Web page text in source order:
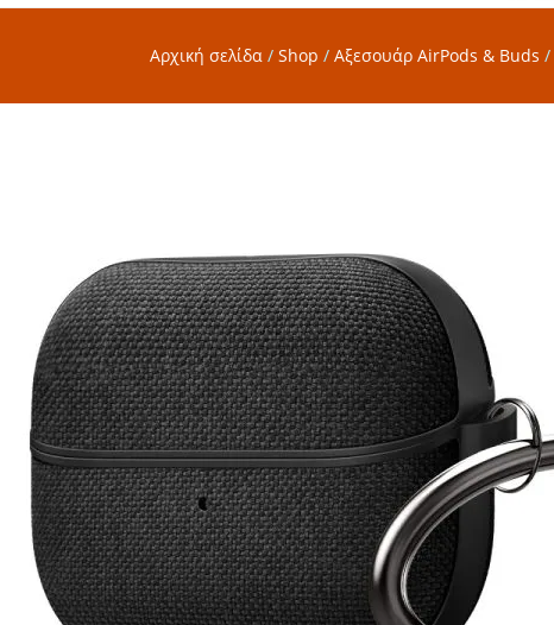
Αρχική σελίδα / Shop / Αξεσουάρ AirPods & Buds /